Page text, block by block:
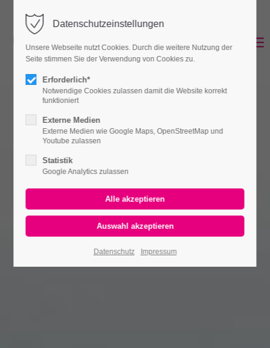
Datenschutzeinstellungen
Unsere Webseite nutzt Cookies. Durch die weitere Nutzung der
Seite stimmen Sie der Verwendung von Cookies zu.
Erforderlich*
Notwendige Cookies zulassen damit die Website korrekt
funktioniert
Externe Medien
Externe Medien wie Google Maps, OpenStreetMap und
Youtube zulassen
Statistik
Google Analytics zulassen
Datenschutz Impressum